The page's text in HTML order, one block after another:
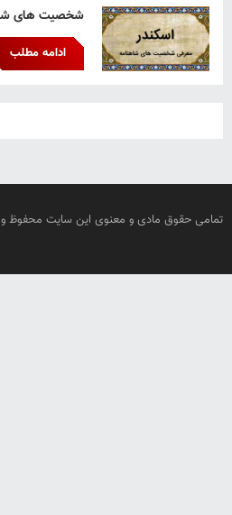
شخصیت های
ادامه مطلب
تمامی حقوق مادی و معنوی این سایت محفوظ